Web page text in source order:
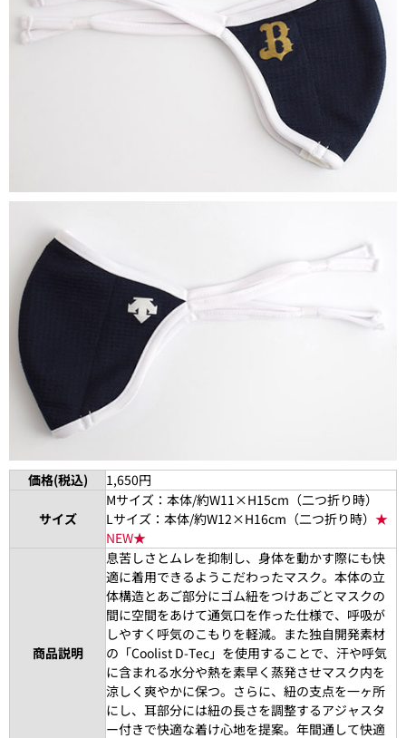
価格(税込) 1,650円
サイズ
Mサイズ：本体/約W11×H15cm（二つ折り時）
Lサイズ：本体/約W12×H16cm（二つ折り時） ★
NEW★
商品説明
息苦しさとムレを抑制し、身体を動かす際にも快
適に着用できるようこだわったマスク。本体の立
体構造とあご部分にゴム紐をつけあごとマスクの
間に空間をあけて通気口を作った仕様で、呼吸が
しやすく呼気のこもりを軽減。また独自開発素材
の「Coolist D-Tec」を使用することで、汗や呼気
に含まれる水分や熱を素早く蒸発させマスク内を
涼しく爽やかに保つ。さらに、紐の支点を一ヶ所
にし、耳部分には紐の長さを調整するアジャスタ
ー付きで快適な着け心地を提案。年間通して快適